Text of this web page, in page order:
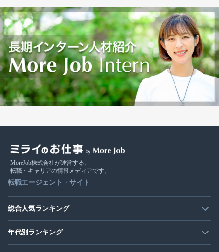
MoreJob株式会社が運営する、
転職・キャリアの情報メディアです。
転職エージェント・サイト
総合人気ランキング
年代別ランキング